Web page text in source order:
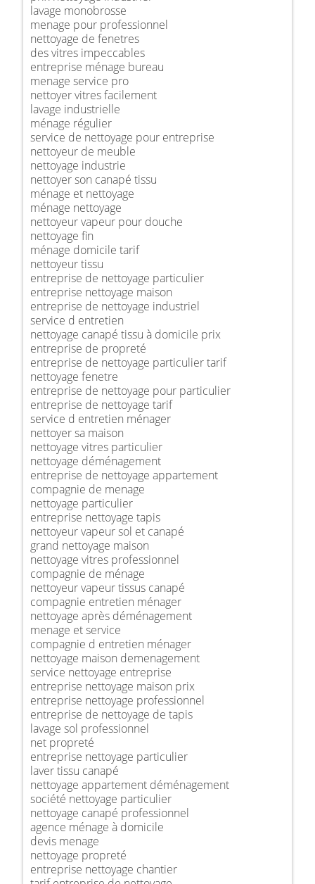
lavage monobrosse
menage pour professionnel
nettoyage de fenetres
des vitres impeccables
entreprise ménage bureau
menage service pro
nettoyer vitres facilement
lavage industrielle
ménage régulier
service de nettoyage pour entreprise
nettoyeur de meuble
nettoyage industrie
nettoyer son canapé tissu
ménage et nettoyage
ménage nettoyage
nettoyeur vapeur pour douche
nettoyage fin
ménage domicile tarif
nettoyeur tissu
entreprise de nettoyage particulier
entreprise nettoyage maison
entreprise de nettoyage industriel
service d entretien
nettoyage canapé tissu à domicile prix
entreprise de propreté
entreprise de nettoyage particulier tarif
nettoyage fenetre
entreprise de nettoyage pour particulier
entreprise de nettoyage tarif
service d entretien ménager
nettoyer sa maison
nettoyage vitres particulier
nettoyage déménagement
entreprise de nettoyage appartement
compagnie de menage
nettoyage particulier
entreprise nettoyage tapis
nettoyeur vapeur sol et canapé
grand nettoyage maison
nettoyage vitres professionnel
compagnie de ménage
nettoyeur vapeur tissus canapé
compagnie entretien ménager
nettoyage après déménagement
menage et service
compagnie d entretien ménager
nettoyage maison demenagement
service nettoyage entreprise
entreprise nettoyage maison prix
entreprise nettoyage professionnel
entreprise de nettoyage de tapis
lavage sol professionnel
net propreté
entreprise nettoyage particulier
laver tissu canapé
nettoyage appartement déménagement
société nettoyage particulier
nettoyage canapé professionnel
agence ménage à domicile
devis menage
nettoyage propreté
entreprise nettoyage chantier